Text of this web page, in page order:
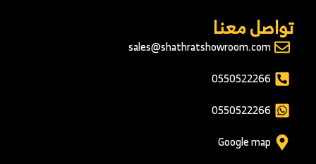
تواصل معنا
sales@shathratshowroom.com
0550522266
0550522266
Google map